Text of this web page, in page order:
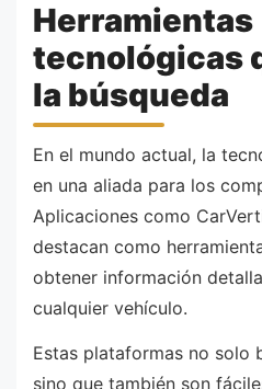
Herramientas
tecnológicas
la búsqueda
En el mundo actual, la
en una aliada para los
Aplicaciones como
destacan como
obtener información
cualquier vehículo.
Estas plataformas no solo
sino que también son